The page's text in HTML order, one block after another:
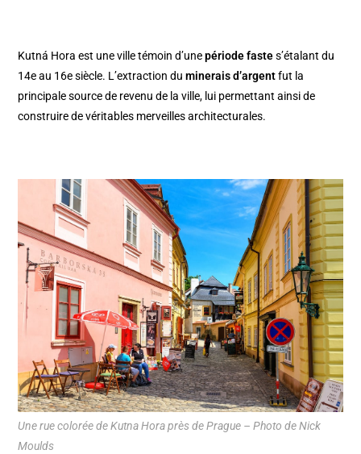
Kutná Hora est une ville témoin d’unepériode fastes’étalant du
14e au 16e siècle. L’extraction duminerais d’argentfut la
principale source de revenu de la ville, lui permettant ainsi de
construire de véritables merveilles architecturales.
Une rue colorée de Kutna Hora près de Prague – Photo de Nick
Moulds